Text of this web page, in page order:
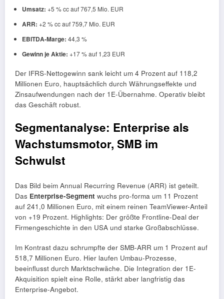
Umsatz: +5 % cc auf 767,5 Mio. EUR
ARR: +2 % cc auf 759,7 Mio. EUR
EBITDA-Marge: 44,3 %
Gewinn je Aktie: +17 % auf 1,23 EUR
Der IFRS-Nettogewinn sank leicht um 4 Prozent auf 118,2
Millionen Euro, hauptsächlich durch Währungseffekte und
Zinsaufwendungen nach der 1E-Übernahme. Operativ bleibt
das Geschäft robust.
Segmentanalyse: Enterprise als
Wachstumsmotor, SMB im
Schwulst
Das Bild beim Annual Recurring Revenue (ARR) ist geteilt.
Das Enterprise-Segment wuchs pro-forma um 11 Prozent
auf 241,0 Millionen Euro, mit einem reinen TeamViewer-Anteil
von +19 Prozent. Highlights: Der größte Frontline-Deal der
Firmengeschichte in den USA und starke Großabschlüsse.
Im Kontrast dazu schrumpfte der SMB-ARR um 1 Prozent auf
518,7 Millionen Euro. Hier laufen Umbau-Prozesse,
beeinflusst durch Marktschwäche. Die Integration der 1E-
Akquisition spielt eine Rolle, stärkt aber langfristig das
Enterprise-Angebot.